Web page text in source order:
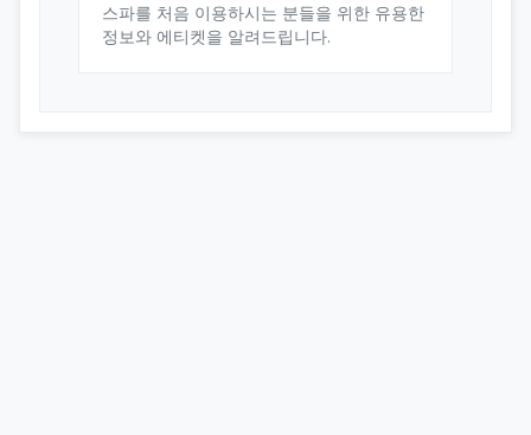
스파를 처음 이용하시는 분들을 위한 유용한
정보와 에티켓을 알려드립니다.